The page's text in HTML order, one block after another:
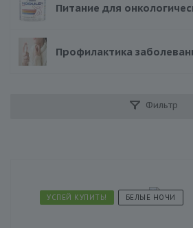
Питание для
Профилактика
Фильтр
УСПЕЙ КУПИТЬ! БЕЛЫЕ НОЧИ